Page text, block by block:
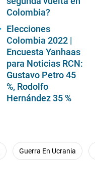
Colombia?
Elecciones
Colombia 2022 |
Encuesta Yanhaas
para Noticias RCN:
Gustavo Petro 45
%, Rodolfo
Hernández 35 %
Guerra En Ucrania